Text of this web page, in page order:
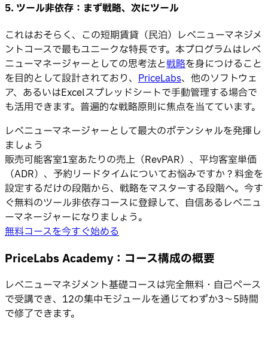
5. ツール非依存：まず戦略、次にツール
これはおそらく、この短期賃貸（民泊）レベニューマネジメ
ントコースで最もユニークな特長です。本プログラムはレベ
ニューマネージャーとしての思考法と戦略を身につけること
を目的として設計されており、 PriceLabs、他のソフトウェ
ア、あるいはExcelスプレッドシートで手動管理する場合で
も活用できます。普遍的な戦略原則に焦点を当てています。
レベニューマネージャーとして最大のポテンシャルを発揮し
ましょう
販売可能客室1室あたりの売上（RevPAR）、平均客室単価
（ADR）、予約リードタイムについてお悩みですか？料金を
設定するだけの段階から、戦略をマスターする段階へ。今す
ぐ無料のツール非依存コースに登録して、自信あるレベニュ
ーマネージャーになりましょう。
無料コースを今すぐ始める
PriceLabs Academy：コース構成の概要
レベニューマネジメント基礎コースは完全無料・自己ペース
で受講でき、12の集中モジュールを通じてわずか3〜5時間
で修了できます。